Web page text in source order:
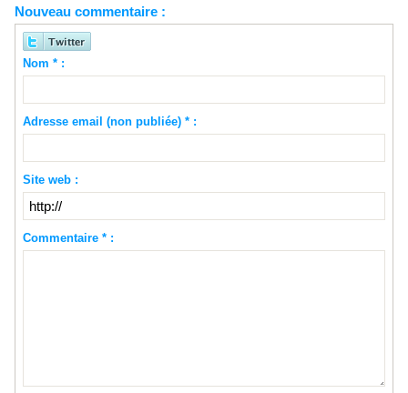
Nouveau commentaire :
Nom * :
Adresse email (non publiée) * :
Site web :
Commentaire * :